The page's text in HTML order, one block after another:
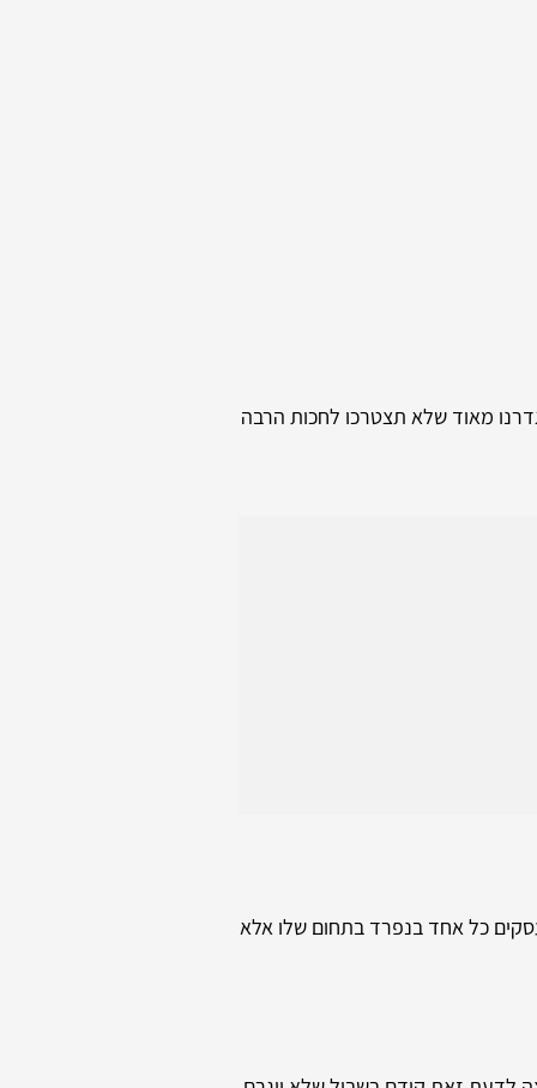
מאוד שלא תצטרכו לחכות הרבה
כל אחד בנפרד בתחום שלו אלא